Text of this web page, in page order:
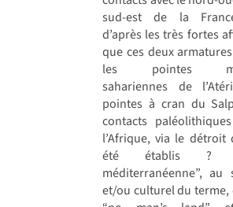
sud-est de la
d’après les très fortes
que ces deux
les pointes
sahariennes de
pointes à cran du
contacts
l’Afrique, via le détroit
été établis ?
méditerranéenne”, au
et/ou culturel du terme,